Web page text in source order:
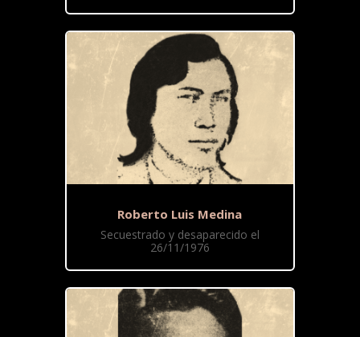
Roberto Luis Medina
Secuestrado y desaparecido el
26/11/1976